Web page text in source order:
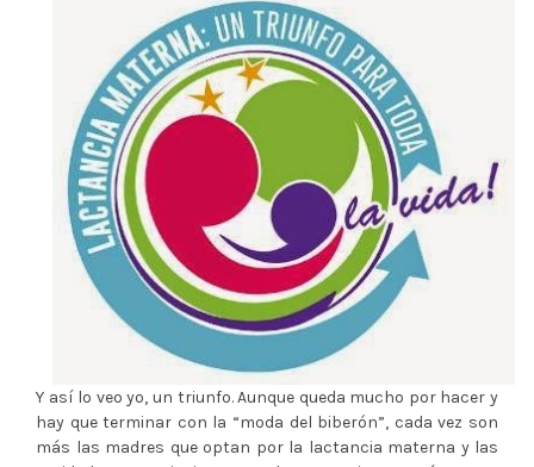
Y así lo veo yo, un triunfo. Aunque queda mucho por hacer y
hay que terminar con la “moda del biberón”, cada vez son
más las madres que optan por la lactancia materna y las